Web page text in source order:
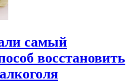
самый
восстановить